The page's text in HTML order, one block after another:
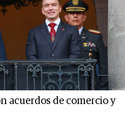
acuerdos de comercio y